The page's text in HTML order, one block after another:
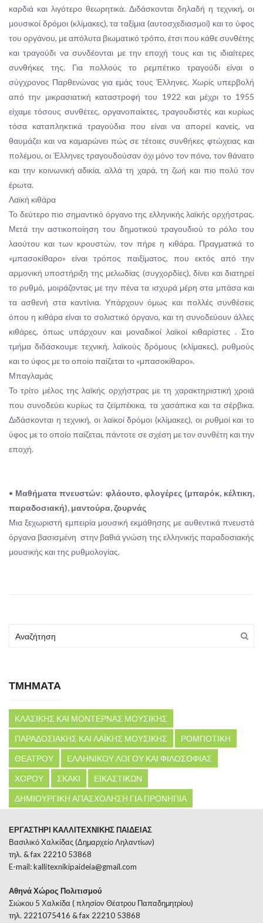
καρδιά και λιγότερο θεωρητικά. Διδάσκονται δηλαδή η τεχνική, οι
μουσικοί δρόμοι (κλίμακες), τα ταξίμια (αυτοσχεδιασμοί) και το ύφος
του οργάνου, με απόλυτα βιωματικό τρόπο, έτσι που κάθε συνθέτης
και τραγούδι να συνδέονται με την εποχή τους και τις ιδιαίτερες
συνθήκες της. Για πολλούς το ρεμπέτικο τραγούδι είναι ο
σύγχρονος Παρθενώνας για εμάς τους Έλληνες. Χωρίς υπερβολή
από την μικρασιατική καταστροφή του 1922 και μέχρι το 1955
είχαμε τόσους συνθέτες, οργανοπαίκτες, τραγουδιστές και κυρίως
τόσα καταπληκτικά τραγούδια που είναι να απορεί κανείς, να
θαυμάζει και να καμαρώνει πώς σε τέτοιες συνθήκες φτώχειας και
πολέμου, οι Έλληνες τραγουδούσαν όχι μόνο τον πόνο, τον θάνατο
και την κοινωνική αδικία, αλλά τη χαρά, τη ζωή και πιο πολύ τον
έρωτα.
Λαϊκή κιθάρα
Το δεύτερο πιο σημαντικό όργανο της ελληνικής λαϊκής ορχήστρας.
Μετά την αστικοποίηση του δημοτικού τραγουδιού το ρόλο του
λαούτου και των κρουστών, τον πήρε η κιθάρα. Πραγματικά το
«μπασοκίθαρο» είναι τρόπος παιξίματος, που εκτός από την
αρμονική υποστήριξη της μελωδίας (συγχορδίες), δίνει και διατηρεί
το ρυθμό, μοιράζοντας με την πένα τα ισχυρά μέρη στα μπάσα και
τα ασθενή στα καντίνια. Υπάρχουν όμως και πολλές συνθέσεις
όπου η κιθάρα είναι το σολιστικό όργανο, και τη συνοδεύουν άλλες
κιθάρες, όπως υπάρχουν και μοναδικοί λαϊκοί κιθαρίστες . Στο
τμήμα διδάσκουμε τεχνική, λαϊκούς δρόμους (κλίμακες), ρυθμούς
και το ύφος με το οποίο παίζεται το «μπασοκίθαρο».
Μπαγλαμάς
Το τρίτο μέλος της λαϊκής ορχήστρας με τη χαρακτηριστική χροιά
που συνοδεύει κυρίως τα ζεϊμπέκικα, τα χασάπικα και τα σέρβικα.
Διδάσκονται η τεχνική, οι λαϊκοί δρόμοι (κλίμακες), οι ρυθμοί και το
ύφος με το οποίο παίζεται, πάντοτε σε σχέση με τον συνθέτη και την
εποχή.
• Μαθήματα πνευστών: φλάουτο, φλογέρες (μπαρόκ, κέλτικη,
παραδοσιακή), μαντούρα, ζουρνάς
Μια ξεχωριστή εμπειρία μουσική εκμάθησης με αυθεντικά πνευστά
όργανα βασισμένη στην βαθιά γνώση της ελληνικής παραδοσιακής
μουσικής και της ρυθμολογίας.
ΤΜΗΜΑΤΑ
ΚΛΑΣΙΚΗΣ ΚΑΙ ΜΟΝΤΕΡΝΑΣ ΜΟΥΣΙΚΗΣ
ΠΑΡΑΔΟΣΙΑΚΗΣ ΚΑΙ ΛΑΪΚΗΣ ΜΟΥΣΙΚΗΣ
ΡΟΜΠΟΤΙΚΗ
ΘΕΑΤΡΟΥ
ΕΛΛΗΝΙΚΟΥ ΛΟΓΟΥ ΚΑΙ ΦΙΛΟΣΟΦΙΑΣ
ΧΟΡΟΥ
ΣΚΑΚΙ
ΕΙΚΑΣΤΙΚΩΝ
ΔΗΜΙΟΥΡΓΙΚΗ ΑΠΑΣΧΟΛΗΣΗ ΓΙΑ ΠΡΟΝΗΠΙΑ
ΕΡΓΑΣΤΗΡΙ ΚΑΛΛΙΤΕΧΝΙΚΗΣ ΠΑΙΔΕΙΑΣ
Βασιλικό Χαλκίδας (Δημαρχείο Ληλαντίων)
τηλ. & fax 22210 53868
E-mail:kallitexnikipaideia@gmail.com
Αθηνά Χώρος Πολιτισμού
Σιώκου 5 Χαλκίδα ( πλησίον Θέατρου Παπαδημητρίου)
τηλ. 2221075416 & fax 22210 53868